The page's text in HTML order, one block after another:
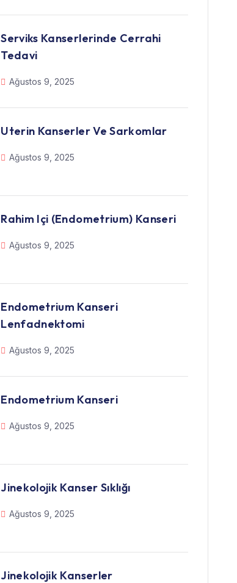
Serviks Kanserlerinde Cerrahi
Tedavi
Ağustos 9, 2025
Uterin Kanserler Ve Sarkomlar
Ağustos 9, 2025
Rahim Içi (Endometrium) Kanseri
Ağustos 9, 2025
Endometrium Kanseri
Lenfadnektomi
Ağustos 9, 2025
Endometrium Kanseri
Ağustos 9, 2025
Jinekolojik Kanser Sıklığı
Ağustos 9, 2025
Jinekolojik Kanserler